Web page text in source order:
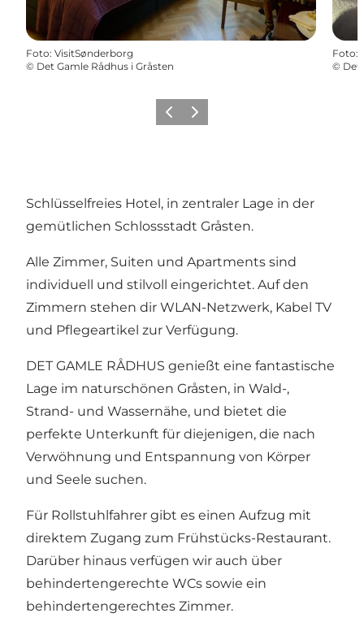
Foto: VisitSønderborg
© Det Gamle Rådhus i Gråsten
Foto:
© Det
ZurückWeiter
Schlüsselfreies Hotel, in zentraler Lage in der
gemütlichen Schlossstadt Gråsten.
Alle Zimmer, Suiten und Apartments sind
individuell und stilvoll eingerichtet. Auf den
Zimmern stehen dir WLAN-Netzwerk, Kabel TV
und Pflegeartikel zur Verfügung.
DET GAMLE RÅDHUS genießt eine fantastische
Lage im naturschönen Gråsten, in Wald-,
Strand- und Wassernähe, und bietet die
perfekte Unterkunft für diejenigen, die nach
Verwöhnung und Entspannung von Körper
und Seele suchen.
Für Rollstuhlfahrer gibt es einen Aufzug mit
direktem Zugang zum Frühstücks-Restaurant.
Darüber hinaus verfügen wir auch über
behindertengerechte WCs sowie ein
behindertengerechtes Zimmer.